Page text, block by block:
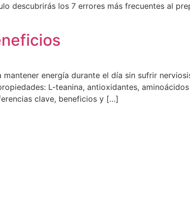
descubrirás los 7 errores más frecuentes al
energía durante el día sin sufrir
L-teanina, antioxidantes,
clave, beneficios y […]